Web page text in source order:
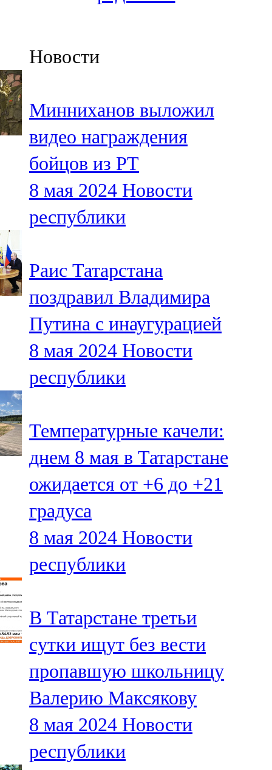
105,2 FM
91,5 FM
106,1 FM
Кама тамагы
71,51 FM
Кукмара
107,9 FM
102,1 FM
Мамадыш
106,2 FM
Минзәлә
107,3 FM
100,0 FM
Нурлат
104,7 FM
Олы Әтнә
71,42 FM
Сарман
Теләче
106,1 FM
Түбән Кама
102,6 FM
Чирмешән
107,7 FM
Новости
Минниханов выложил
видео награждения
бойцов из РТ
8 мая 2024 Новости
республики
Раис Татарстана
поздравил Владимира
Путина с инаугурацией
8 мая 2024 Новости
республики
Температурные качели:
днем 8 мая в Татарстане
ожидается от +6 до +21
градуса
8 мая 2024 Новости
республики
В Татарстане третьи
сутки ищут без вести
пропавшую школьницу
Валерию Максякову
8 мая 2024 Новости
республики